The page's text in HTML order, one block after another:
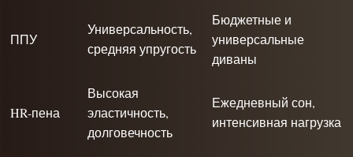
ППУ
Универсальность,
средняя упругость
Бюджетные и
универсальные
диваны
HR-пена
Высокая
эластичность,
долговечность
Ежедневный сон,
интенсивная нагрузка